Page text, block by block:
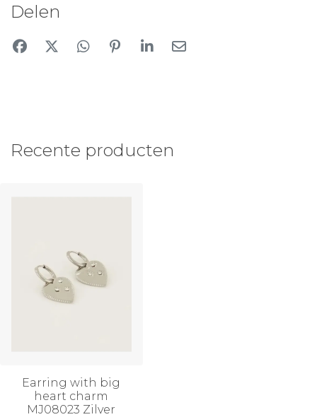
Delen
Recente producten
Earring with big
heart charm
MJ08023 Zilver